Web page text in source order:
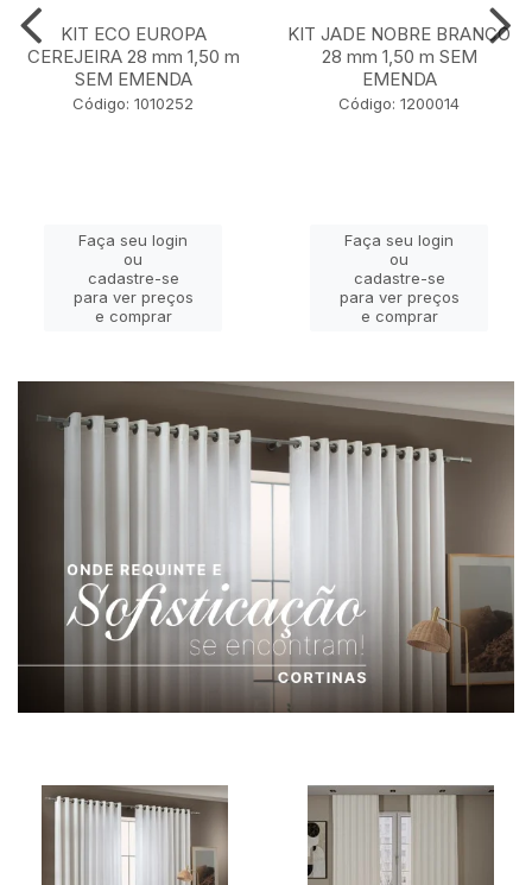
KIT ECO EUROPA
CEREJEIRA 28 mm 1,50 m
SEM EMENDA
Código: 1010252
Faça seu login
ou
cadastre-se
para ver preços
e comprar
KIT JADE NOBRE BRANCO
28 mm 1,50 m SEM
EMENDA
Código: 1200014
Faça seu login
ou
cadastre-se
para ver preços
e comprar